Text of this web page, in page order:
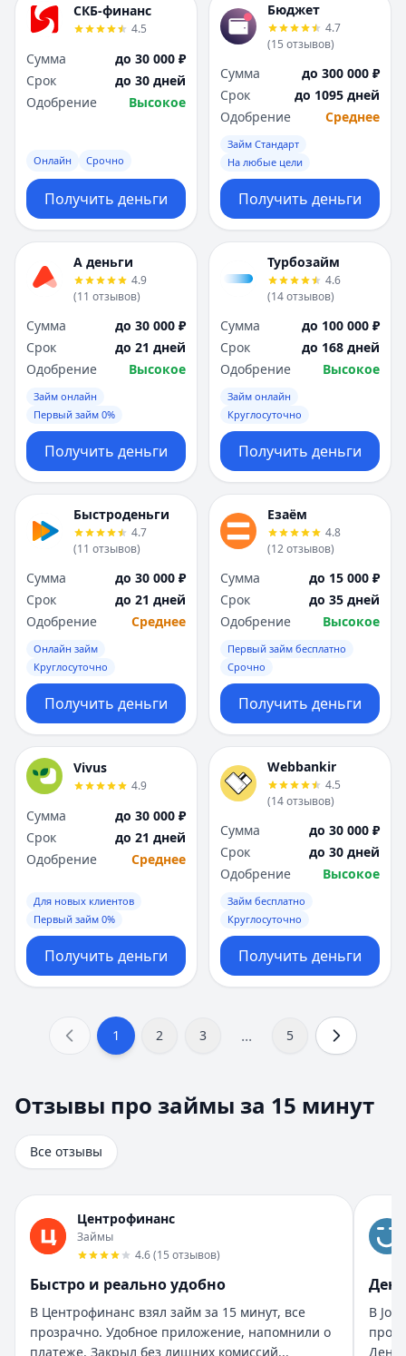
СКБ-финанс
4.5
Сумма
до 30 000 ₽
Срок
до 30 дней
Одобрение
Высокое
Онлайн Срочно
Получить деньги
Бюджет
4.7
(15 отзывов)
Сумма
до 300 000 ₽
Срок
до 1095 дней
Одобрение
Среднее
Займ Стандарт
На любые цели
Получить деньги
А деньги
4.9
(11 отзывов)
Сумма
до 30 000 ₽
Срок
до 21 дней
Одобрение
Высокое
Займ онлайн
Первый займ 0%
Получить деньги
Турбозайм
4.6
(14отзывов)
Сумма
до 100 000 ₽
Срок
до 168 дней
Одобрение
Высокое
Займ онлайн
Круглосуточно
Получить деньги
Быстроденьги
4.7
(11 отзывов)
Сумма
до 30 000 ₽
Срок
до 21 дней
Одобрение
Среднее
Онлайн займ
Круглосуточно
Получить деньги
Езаём
4.8
(12отзывов)
Сумма
до 15 000 ₽
Срок
до 35 дней
Одобрение
Высокое
Первый займ бесплатно
Срочно
Получить деньги
Vivus
4.9
Сумма
до 30 000 ₽
Срок
до 21 дней
Одобрение
Среднее
Для новых клиентов
Первый займ 0%
Получить деньги
Webbankir
4.5
(14отзывов)
Сумма
до 30 000 ₽
Срок
до 30 дней
Одобрение
Высокое
Займ бесплатно
Круглосуточно
Получить деньги
1 2 3 ... 5
Всего отзывов на странице:8.
Быстро получил и доволен
Рейтинг:5
Город:Екатеринбург
Дата:28 октября 2025 г.
Взял займ в Турбозайм впервые. Одобрили быстро,
Помогли быстро и без нервов
Рейтинг:5
Организация:Бюджет
Город:Санкт-Петербург
Дата:28 октября 2025 г.
Отзывы про займы за 15 минут
Все отзывы
Центрофинанс
Займы
4.6(15 отзывов)
Быстро и реально удобно
В Центрофинанс взял займ за 15 минут, все
прозрачно. Удобное приложение, напомнили о
платеже. Закрыл без лишних комиссий...
В